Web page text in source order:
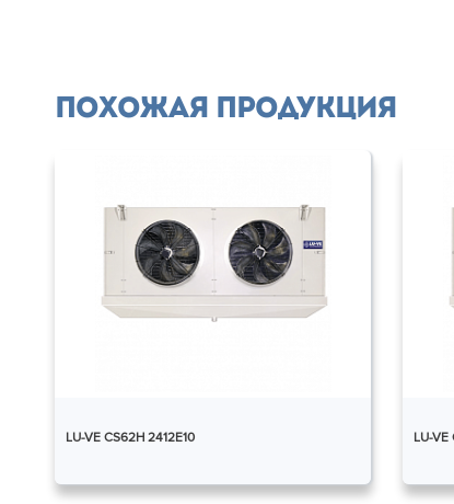
Похожая продукция
LU-VE CS62H 2412E10 LU-VE